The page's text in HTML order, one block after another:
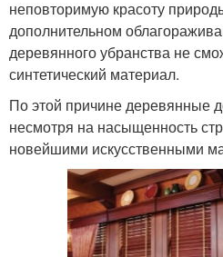
неповторимую красоту
дополнительном
деревянного убранства не
синтетический материал.
По этой причине деревянные
несмотря на насыщенность
новейшими искусственными